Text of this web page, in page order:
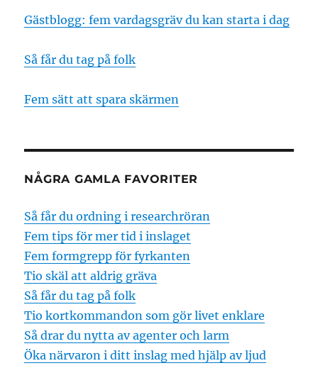
Gästblogg: fem vardagsgräv du kan starta i dag
Så får du tag på folk
Fem sätt att spara skärmen
NÅGRA GAMLA FAVORITER
Så får du ordning i researchröran
Fem tips för mer tid i inslaget
Fem formgrepp för fyrkanten
Tio skäl att aldrig gräva
Så får du tag på folk
Tio kortkommandon som gör livet enklare
Så drar du nytta av agenter och larm
Öka närvaron i ditt inslag med hjälp av ljud